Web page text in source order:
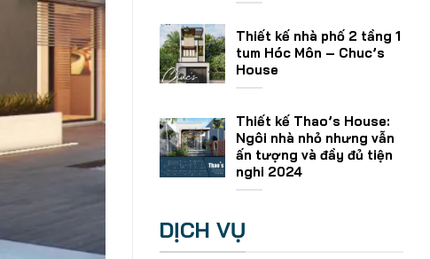
Thiết kế nhà phố 2 tầng 1
tum Hóc Môn – Chuc’s
House
Thiết kế Thao’s House:
Ngôi nhà nhỏ nhưng vẫn
ấn tượng và đầy đủ tiện
nghi 2024
DỊCH VỤ